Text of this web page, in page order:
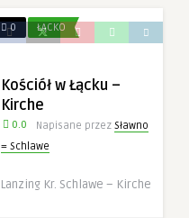
0 ŁĄCKO
Kościół w Łącku –
Kirche
0.0 Napisane przez Sławno
= Schlawe
Lanzing Kr. Schlawe – Kirche